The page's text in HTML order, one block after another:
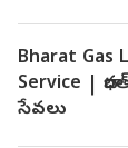
Bharat Gas
Service |
సేవలు